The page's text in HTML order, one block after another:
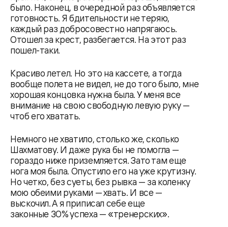
было. Наконец, в очередной раз объявляется
готовность. Я бдительности не теряю,
каждый раз добросовестно напрягаюсь.
Отошел за крест, разбегается. На этот раз
пошел-таки.
Красиво летел. Но это на кассете, а тогда
вообще полета не видел, не до того было, мне
хорошая концовка нужна была. У меня все
внимание на свою свободную левую руку —
чтоб его хватать.
Немного не хватило, столько же, сколько
Шахматову. И даже рука бы не помогла —
гораздо ниже приземляется. Зато там еще
нога моя была. Опустило его на уже крутизну.
Но четко, без суеты, без рывка — за коленку
мою обеими руками — хвать. И все —
выскочил. А я приписал себе еще
законные 30% успеха — «тренерских».